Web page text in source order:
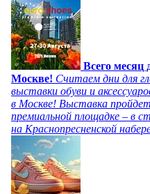
Всего месяц
Москве! Считаем дни для
выставки обуви и
в Москве! Выставка
премиальной площадке – в
на Краснопресненской